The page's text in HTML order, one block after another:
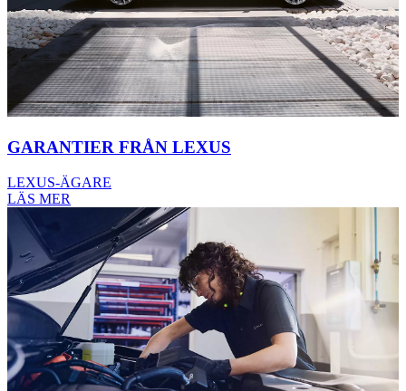
GARANTIER FRÅN LEXUS
LEXUS-ÄGARE
LÄS MER